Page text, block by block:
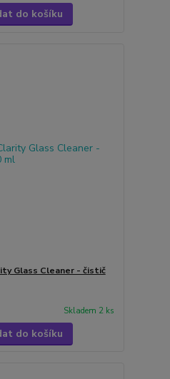
do košíku
Glass Cleaner - čistič
Skladem 2 ks
do košíku